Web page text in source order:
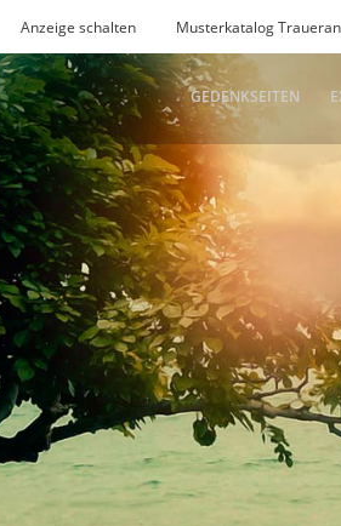
Anzeige schalten Musterkatalog
GEDENKSEITEN